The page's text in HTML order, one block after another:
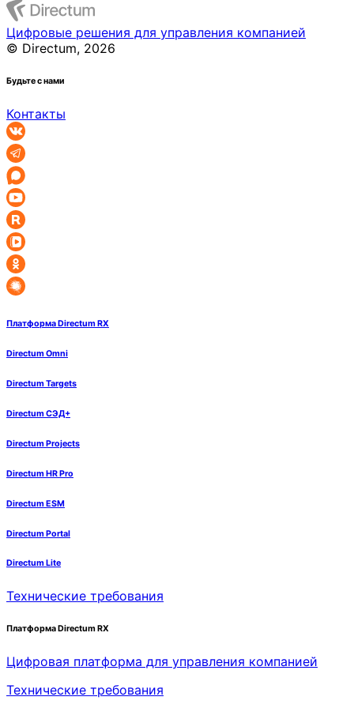
Цифровые решения для управления компанией
© Directum, 2026
Будьте с нами
Контакты
Платформа Directum RX
Directum Omni
Directum Targets
Directum СЭД+
Directum Projects
Directum HR Pro
Directum ESM
Directum Portal
Directum Lite
Технические требования
Платформа Directum RX
Цифровая платформа для управления компанией
Технические требования